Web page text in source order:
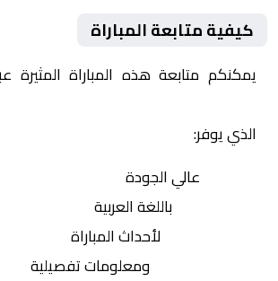
كيفية متابعة المباراة
يمكنكم متابعة هذه المباراة المثيرة
الذي يوفر:
عالي الجودة
باللغة العربية
لأحداث المباراة
ومعلومات تفصيلية